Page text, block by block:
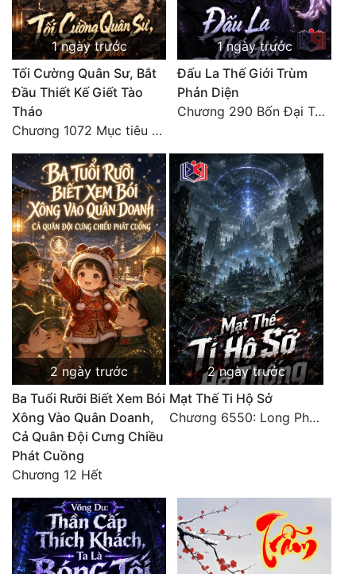
1 ngày trước
Tối Cường Quân Sư, Bắt
Đầu Thiết Kế Giết Tào
Tháo
Chương 1072 Mục tiêu của chúng ta là biển sao trời (2/2)
1 ngày trước
Đấu La Thế Giới Trùm
Phản Diện
Chương 290 Bốn Đại Tông Môn Đơn Thuộc Tính Vô Cùng Thê Lương
2 ngày trước
Ba Tuổi Rưỡi Biết Xem Bói
Xông Vào Quân Doanh,
Cả Quân Đội Cưng Chiều
Phát Cuồng
Chương 12 Hết
2 ngày trước
Mạt Thế Ti Hộ Sở
Chương 6550: Long Phượng Thần Trận